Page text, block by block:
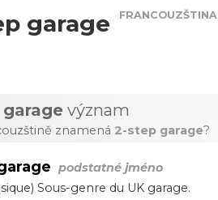
garage FRANCOUZŠTINA
význam
znamená 2-step garage?
podstatné jméno
Sous-genre du UK garage.